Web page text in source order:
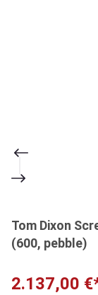
Tom Dixon
(600, pebble)
2.137,00